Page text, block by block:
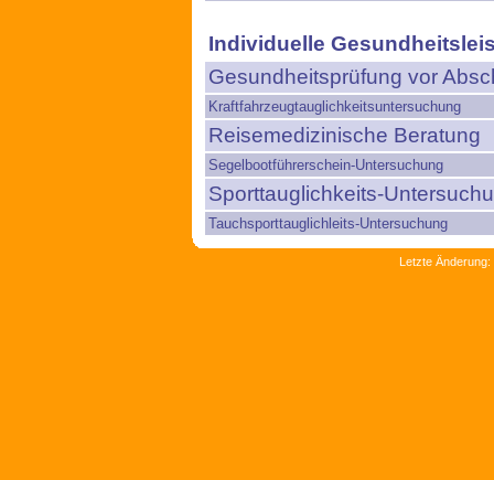
Individuelle
Gesundheitsprüfung vor
Kraftfahrzeugtauglichkeitsuntersuchung
Reisemedizinische Beratung
Segelbootführerschein-Untersuchung
Sporttauglichkeits-
Tauchsporttauglichleits-Untersuchung
Letzte